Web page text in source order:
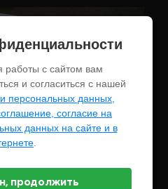
работы с сайтом вам
и согласиться с нашей
персональных данных,
согласие на
данных на сайте и в
продолжить